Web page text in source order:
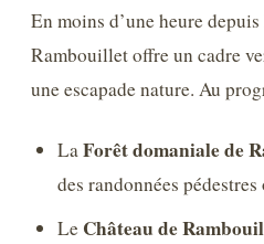
En moins d’une heure
Rambouillet offre un cadre
une escapade nature. Au
LaForêt domaniale de
des randonnées pédestres
Le Château de